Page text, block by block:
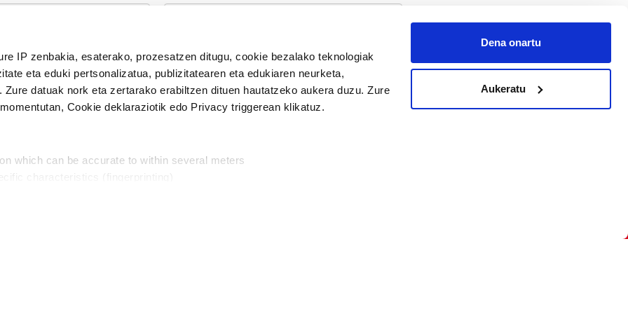
IP zenbakia, esaterako, prozesatzen ditugu, cookie bezalako teknologiak
eta eduki pertsonalizatua, publizitatearen eta edukiaren neurketa,
datuak nork eta zertarako erabiltzen dituen hautatzeko aukera duzu. Zure
Cookie deklaraziotik edo Privacy triggerean klikatuz.
which can be accurate to within several meters
Dena onartu
Aukeratu
Harpidetu
modu librean kontatzea da gure eginkizuna. Horretarako zure ekarpena